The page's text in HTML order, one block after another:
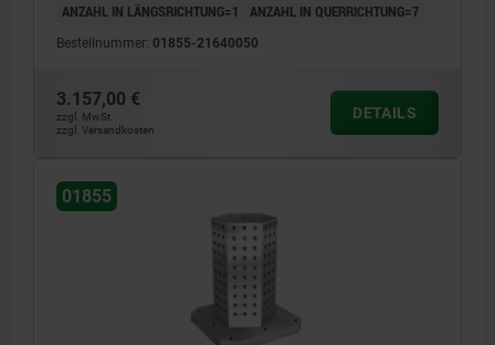
ANZAHL IN LÄNGSRICHTUNG=1
ANZAHL IN QUERRICHTUNG=7
Bestellnummer: 01855-21640050
3.157,00 €
zzgl. MwSt.
zzgl. Versandkosten
DETAILS
01855